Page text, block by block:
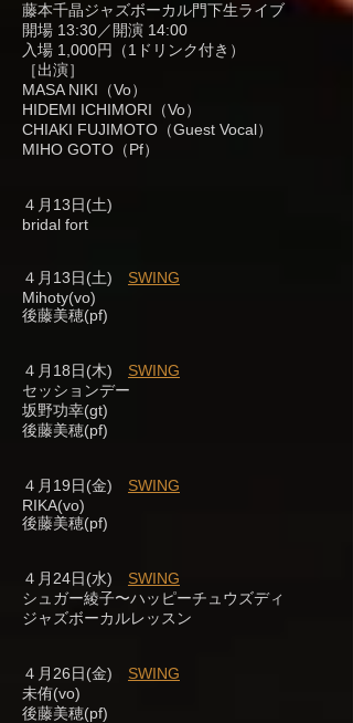
藤本千晶ジャズボーカル門下生ライブ
開場 13:30／開演 14:00
入場 1,000円（1ドリンク付き）
［出演］
MASA NIKI（Vo）
HIDEMI ICHIMORI（Vo）
CHIAKI FUJIMOTO（Guest Vocal）
MIHO GOTO（Pf）
４月13日(土)
bridal fort
４月13日(土) SWING
Mihoty(vo)
後藤美穂(pf)
４月18日(木) SWING
セッションデー
坂野功幸(gt)
後藤美穂(pf)
４月19日(金) SWING
RIKA(vo)
後藤美穂(pf)
４月24日(水) SWING
シュガー綾子〜ハッピーチュウズディ
ジャズボーカルレッスン
４月26日(金) SWING
未侑(vo)
後藤美穂(pf)​​